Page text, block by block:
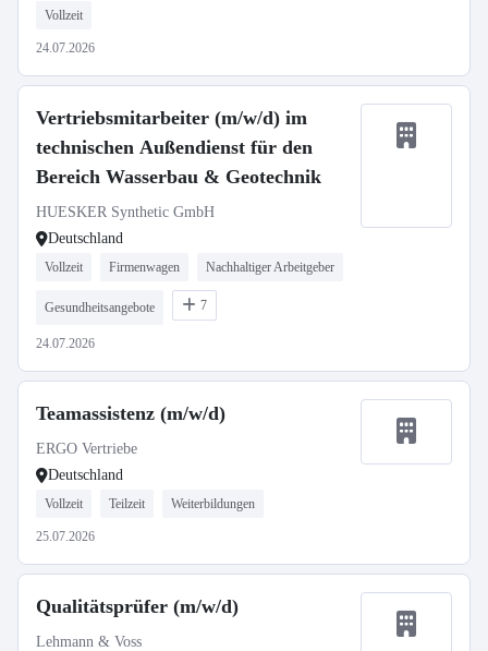
Vollzeit
24.07.2026
Vertriebsmitarbeiter (m/w/d) im
technischen Außendienst für den
Bereich Wasserbau & Geotechnik
HUESKER Synthetic GmbH
Deutschland
Vollzeit Firmenwagen Nachhaltiger Arbeitgeber
Gesundheitsangebote 7
24.07.2026
Teamassistenz (m/w/d)
ERGO Vertriebe
Deutschland
Vollzeit Teilzeit Weiterbildungen
25.07.2026
Qualitätsprüfer (m/w/d)
Lehmann & Voss